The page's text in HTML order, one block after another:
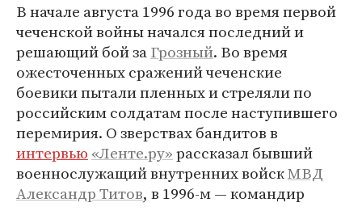
В начале августа 1996 года во время первой
чеченской войны начался последний и
решающий бой заГрозный. Во время
ожесточенных сражений чеченские
боевики пытали пленных и стреляли по
российским солдатам после наступившего
перемирия. О зверствах бандитов в
интервью «Ленте.ру»рассказал бывший
военнослужащий внутренних войскМВД
Александр Титов, в 1996-м — командир